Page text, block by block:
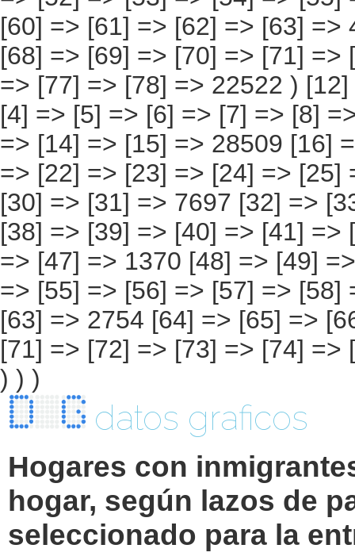
datos graficos
Hogares con
hogar, según lazos de
seleccionado para la